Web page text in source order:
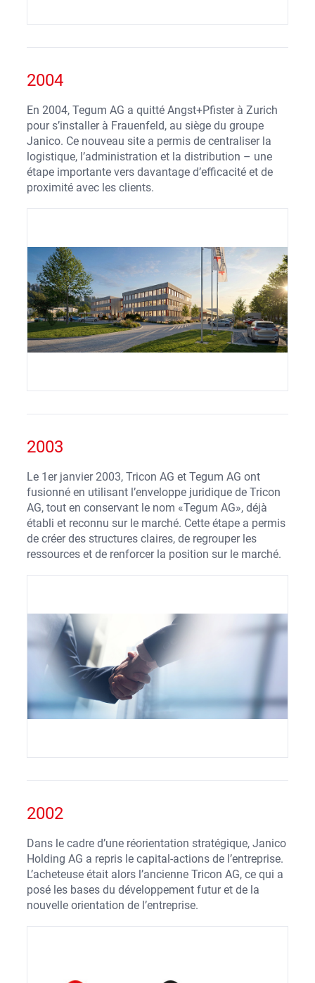
2004
En 2004, Tegum AG a quitté Angst+Pfister à Zurich
pour s’installer à Frauenfeld, au siège du groupe
Janico. Ce nouveau site a permis de centraliser la
logistique, l’administration et la distribution – une
étape importante vers davantage d’efficacité et de
proximité avec les clients.
2003
Le 1er janvier 2003, Tricon AG et Tegum AG ont
fusionné en utilisant l’enveloppe juridique de Tricon
AG, tout en conservant le nom «Tegum AG», déjà
établi et reconnu sur le marché. Cette étape a permis
de créer des structures claires, de regrouper les
ressources et de renforcer la position sur le marché.
2002
Dans le cadre d’une réorientation stratégique, Janico
Holding AG a repris le capital-actions de l’entreprise.
L’acheteuse était alors l’ancienne Tricon AG, ce qui a
posé les bases du développement futur et de la
nouvelle orientation de l’entreprise.